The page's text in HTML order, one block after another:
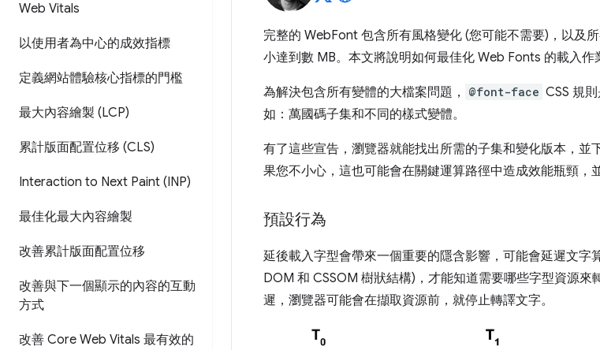
Web Vitals
以使用者為中心的成效指標
定義網站體驗核心指標的門檻
最大內容繪製 (LCP)
累計版面配置位移 (CLS)
Interaction to Next Paint (INP)
最佳化最大內容繪製
改善累計版面配置位移
改善與下一個顯示的內容的互動
方式
改善 Core Web Vitals 最有效的
完整的 WebFont 包含所有風格變化 (您可能不需要)，以及
小達到數 MB。本文將說明如何最佳化 Web Fonts 的載入作
為解決包含所有變體的大檔案問題， @font-face CSS 規
如：萬國碼子集和不同的樣式變體。
有了這些宣告，瀏覽器就能找出所需的子集和變化版本，
果您不小心，這也可能會在關鍵運算路徑中造成效能瓶頸，
預設行為
延後載入字型會帶來一個重要的隱含影響，可能會延遲文字
DOM 和 CSSOM 樹狀結構)，才能知道需要哪些字型資源
遲，瀏覽器可能會在擷取資源前，就停止轉譯文字。